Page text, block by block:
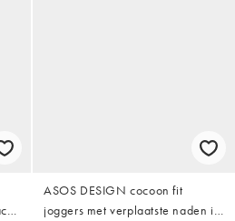
ASOS DESIGN cocoon fit
joggers met verplaatste naden in